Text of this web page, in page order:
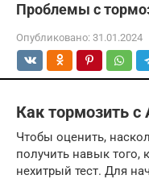
Проблемы с
Опубликовано: 31.01.2024
Как тормозить с
Чтобы оценить,
получить навык того,
нехитрый тест. Для